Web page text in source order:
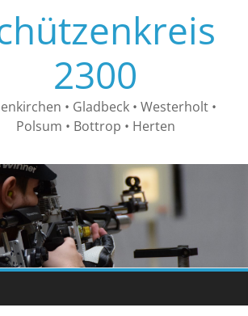
2300
• Gladbeck • Westerholt •
Polsum • Bottrop • Herten